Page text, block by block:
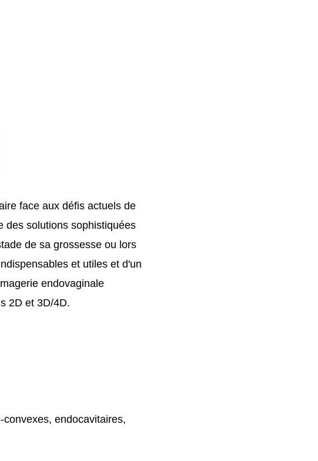
face aux défis actuels de
des solutions sophistiquées
de sa grossesse ou lors
et utiles et d'un
endovaginale
2D et 3D/4D.
endocavitaires,